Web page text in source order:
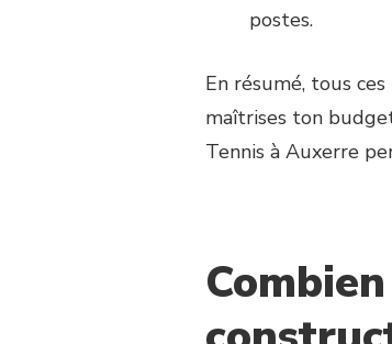
postes.
En résumé, tous
maîtrises ton
Tennis à Auxerre